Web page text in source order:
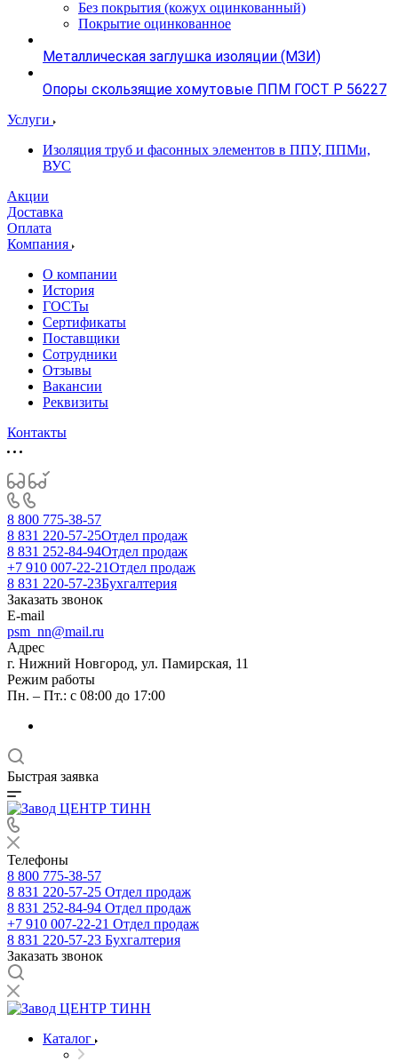
Без покрытия (кожух оцинкованный)
Покрытие оцинкованное
Металлическая заглушка изоляции (МЗИ)
Опоры скользящие хомутовые ППМ ГОСТ Р 56227
Услуги
Изоляция труб и фасонных элементов в ППУ, ППМи,
ВУС
Акции
Доставка
Оплата
Компания
О компании
История
ГОСТы
Сертификаты
Поставщики
Сотрудники
Отзывы
Вакансии
Реквизиты
Контакты
8 800 775-38-57
8 831 220-57-25Отдел продаж
8 831 252-84-94Отдел продаж
+7 910 007-22-21Отдел продаж
8 831 220-57-23Бухгалтерия
Заказать звонок
E-mail
psm_nn@mail.ru
Адрес
г. Нижний Новгород, ул. Памирская, 11
Режим работы
Пн. – Пт.: с 08:00 до 17:00
Быстрая заявка
Телефоны
8 800 775-38-57
8 831 220-57-25 Отдел продаж
8 831 252-84-94 Отдел продаж
+7 910 007-22-21 Отдел продаж
8 831 220-57-23 Бухгалтерия
Заказать звонок
Каталог